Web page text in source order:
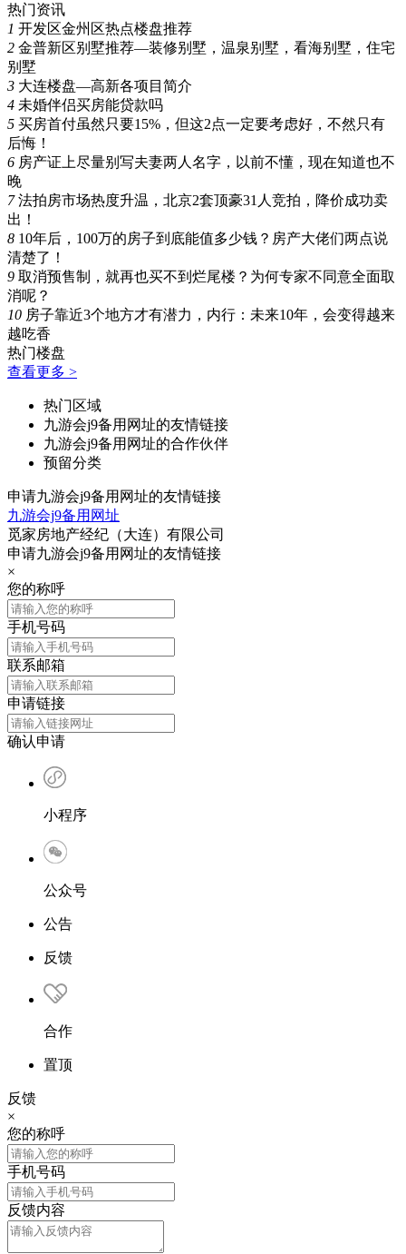
热门资讯
1 开发区金州区热点楼盘推荐
2 金普新区别墅推荐—装修别墅，温泉别墅，看海别墅，住宅
别墅
3 大连楼盘—高新各项目简介
4 未婚伴侣买房能贷款吗
5 买房首付虽然只要15%，但这2点一定要考虑好，不然只有
后悔！
6 房产证上尽量别写夫妻两人名字，以前不懂，现在知道也不
晚
7 法拍房市场热度升温，北京2套顶豪31人竞拍，降价成功卖
出！
8 10年后，100万的房子到底能值多少钱？房产大佬们两点说
清楚了！
9 取消预售制，就再也买不到烂尾楼？为何专家不同意全面取
消呢？
10 房子靠近3个地方才有潜力，内行：未来10年，会变得越来
越吃香
热门楼盘
查看更多 >
热门区域
九游会j9备用网址的友情链接
九游会j9备用网址的合作伙伴
预留分类
申请九游会j9备用网址的友情链接
九游会j9备用网址
觅家房地产经纪（大连）有限公司
申请九游会j9备用网址的友情链接
×
您的称呼
手机号码
联系邮箱
申请链接
确认申请
小程序
公众号
公告
反馈
合作
置顶
反馈
×
您的称呼
手机号码
反馈内容